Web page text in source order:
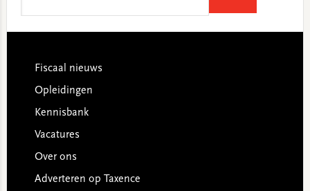
Footer
Fiscaal nieuws
Opleidingen
Kennisbank
Vacatures
Over ons
Adverteren op Taxence